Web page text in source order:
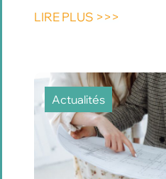
LIRE PLUS >>>
Actualités